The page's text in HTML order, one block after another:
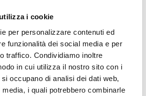
i cookie
per personalizzare contenuti ed
funzionalità dei social media e per
traffico. Condividiamo inoltre
in cui utilizza il nostro sito con i
occupano di analisi dei dati web,
i quali potrebbero combinarle
taggati con:
primo bilancio consolidato
E CONTROLLO:
DEL PRIMO BILANCIO
CONSOLIDATO